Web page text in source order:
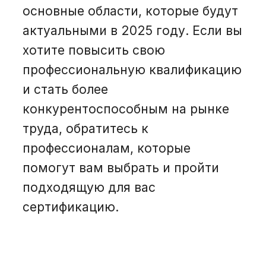
основные области, которые будут
актуальными в 2025 году. Если вы
хотите повысить свою
профессиональную квалификацию
и стать более
конкурентоспособным на рынке
труда, обратитесь к
профессионалам, которые
помогут вам выбрать и пройти
подходящую для вас
сертификацию.